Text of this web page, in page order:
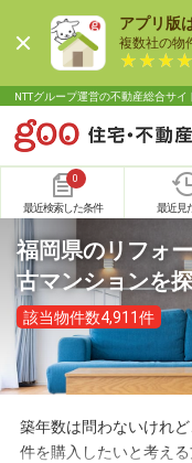
アプリ版
複数社の物
NTTグループ運営の不動産総合サイ
0
最近検索した条件 最近見
福岡県のリフォ
古マンションを
該当物件数4,911件
築年数は問わないけれ
件を購入したいと考え